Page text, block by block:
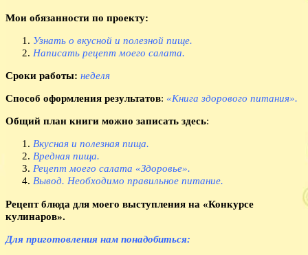
Мои обязанности по проекту:
Узнать о вкусной и полезной пище.
Написать рецепт моего салата.
Сроки работы: неделя
Способ оформления результатов: «Книга здорового питания».
Общий план книги можно записать здесь:
Вкусная и полезная пища.
Вредная пища.
Рецепт моего салата «Здоровье».
Вывод. Необходимо правильное питание.
Рецепт блюда для моего выступления на «Конкурсе
кулинаров».
Для приготовления нам понадобиться: